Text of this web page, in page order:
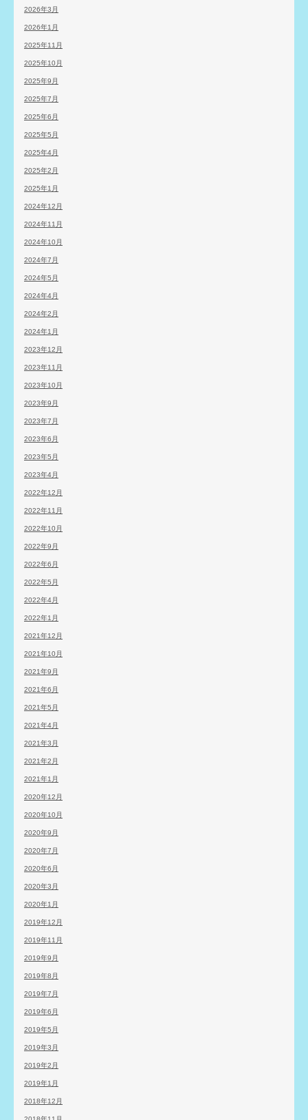
2026年3月
2026年1月
2025年11月
2025年10月
2025年9月
2025年7月
2025年6月
2025年5月
2025年4月
2025年2月
2025年1月
2024年12月
2024年11月
2024年10月
2024年7月
2024年5月
2024年4月
2024年2月
2024年1月
2023年12月
2023年11月
2023年10月
2023年9月
2023年7月
2023年6月
2023年5月
2023年4月
2022年12月
2022年11月
2022年10月
2022年9月
2022年6月
2022年5月
2022年4月
2022年1月
2021年12月
2021年10月
2021年9月
2021年6月
2021年5月
2021年4月
2021年3月
2021年2月
2021年1月
2020年12月
2020年10月
2020年9月
2020年7月
2020年6月
2020年3月
2020年1月
2019年12月
2019年11月
2019年9月
2019年8月
2019年7月
2019年6月
2019年5月
2019年3月
2019年2月
2019年1月
2018年12月